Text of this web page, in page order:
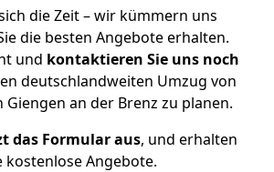
die Zeit – wir kümmern uns
die besten Angebote erhalten.
und kontaktieren Sie uns noch
deutschlandweiten Umzug von
Giengen an der Brenz zu planen.
das Formular aus, und erhalten
kostenlose Angebote.